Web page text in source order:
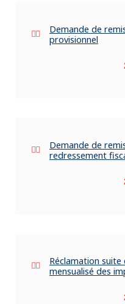
Demande de
provisionnel
Demande de
redressement
Réclamation
mensualisé des